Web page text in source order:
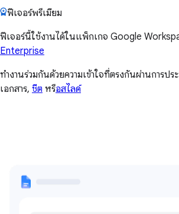
ฟีเจอร์พรีเมียม
ฟีเจอร์นี้ใช้งานได้ในแพ็กเกจ Google
Enterprise
ทำงานร่วมกันด้วยความเข้าใจที่ตรงกันผ่านการป
เอกสาร, ชีต หรือสไลด์